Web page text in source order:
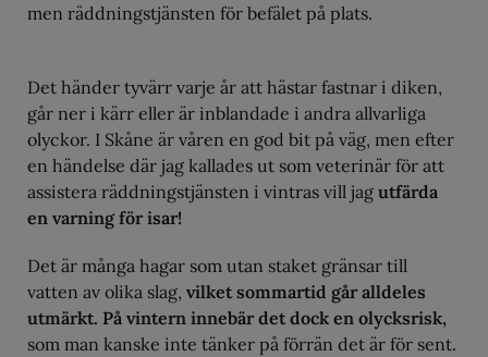
men räddningstjänsten för befälet på plats.
Det händer tyvärr varje år att hästar fastnar i diken,
går ner i kärr eller är inblandade i andra allvarliga
olyckor. I Skåne är våren en god bit på väg, men efter
en händelse där jag kallades ut som veterinär för att
assistera räddningstjänsten i vintras vill jag utfärda
en varning för isar!
Det är många hagar som utan staket gränsar till
vatten av olika slag, vilket sommartid går alldeles
utmärkt. På vintern innebär det dock en olycksrisk,
som man kanske inte tänker på förrän det är för sent.